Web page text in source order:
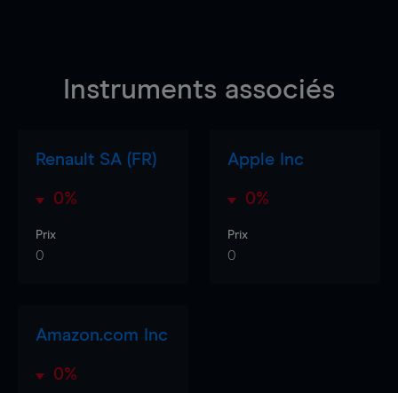
Instruments associés
Renault SA (FR)
0%
Prix
0
Apple Inc
0%
Prix
0
Amazon.com Inc
0%